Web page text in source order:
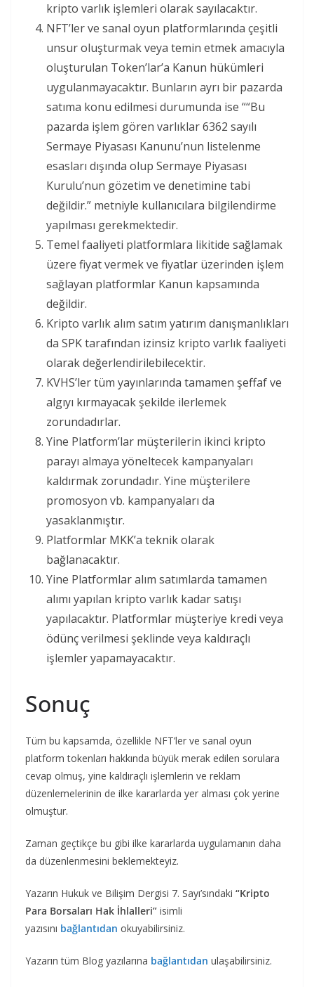
kripto varlık işlemleri olarak sayılacaktır.
NFT’ler ve sanal oyun platformlarında çeşitli
unsur oluşturmak veya temin etmek amacıyla
oluşturulan Token’lar’a Kanun hükümleri
uygulanmayacaktır. Bunların ayrı bir pazarda
satıma konu edilmesi durumunda ise ““Bu
pazarda işlem gören varlıklar 6362 sayılı
Sermaye Piyasası Kanunu’nun listelenme
esasları dışında olup Sermaye Piyasası
Kurulu’nun gözetim ve denetimine tabi
değildir.” metniyle kullanıcılara bilgilendirme
yapılması gerekmektedir.
Temel faaliyeti platformlara likitide sağlamak
üzere fiyat vermek ve fiyatlar üzerinden işlem
sağlayan platformlar Kanun kapsamında
değildir.
Kripto varlık alım satım yatırım danışmanlıkları
da SPK tarafından izinsiz kripto varlık faaliyeti
olarak değerlendirilebilecektir.
KVHS’ler tüm yayınlarında tamamen şeffaf ve
algıyı kırmayacak şekilde ilerlemek
zorundadırlar.
Yine Platform’lar müşterilerin ikinci kripto
parayı almaya yöneltecek kampanyaları
kaldırmak zorundadır. Yine müşterilere
promosyon vb. kampanyaları da
yasaklanmıştır.
Platformlar MKK’a teknik olarak
bağlanacaktır.
Yine Platformlar alım satımlarda tamamen
alımı yapılan kripto varlık kadar satışı
yapılacaktır. Platformlar müşteriye kredi veya
ödünç verilmesi şeklinde veya kaldıraçlı
işlemler yapamayacaktır.
Sonuç
Tüm bu kapsamda, özellikle NFT’ler ve sanal oyun
platform tokenları hakkında büyük merak edilen sorulara
cevap olmuş, yine kaldıraçlı işlemlerin ve reklam
düzenlemelerinin de ilke kararlarda yer alması çok yerine
olmuştur.
Zaman geçtikçe bu gibi ilke kararlarda uygulamanın daha
da düzenlenmesini beklemekteyiz.
Yazarın Hukuk ve Bilişim Dergisi 7. Sayı’sındaki “Kripto
Para Borsaları Hak İhlalleri” isimli
yazısını bağlantıdan okuyabilirsiniz.
Yazarın tüm Blog yazılarına bağlantıdan ulaşabilirsiniz.